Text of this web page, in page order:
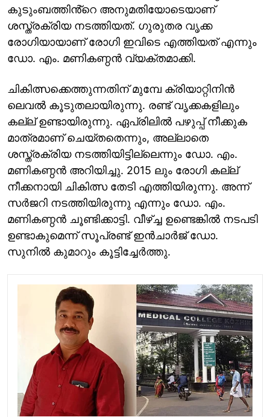
കുടുംബത്തിൻ്റെ അനുമതിയോടെയാണ്
ശസ്ത്രക്രിയ നടത്തിയത്. ഗുരുതര വൃക്ക
രോഗിയായാണ് രോഗി ഇവിടെ എത്തിയത് എന്നും
ഡോ. എം. മണികണ്ഠൻ വ്യക്തമാക്കി.
ചികിത്സക്കെത്തുന്നതിന് മുമ്പേ ക്രിയാറ്റിനിൻ
ലെവൽ കൂടുതലായിരുന്നു. രണ്ട് വൃക്കകളിലും
കല്ല് ഉണ്ടായിരുന്നു. ഏപ്രിലിൽ പഴുപ്പ് നീക്കുക
മാത്രമാണ് ചെയ്തതെന്നും, അല്ലാതെ
ശസ്ത്രക്രിയ നടത്തിയിട്ടില്ലെന്നും ഡോ. എം.
മണികണ്ഠൻ അറിയിച്ചു. 2015 ലും രോഗി കല്ല്
നീക്കനായി ചികിത്സ തേടി എത്തിയിരുന്നു. അന്ന്
സർജറി നടത്തിയിരുന്നു എന്നും ഡോ. എം.
മണികണ്ഠൻ ചൂണ്ടിക്കാട്ടി. വീഴ്ച്ച ഉണ്ടെങ്കിൽ നടപടി
ഉണ്ടാകുമെന്ന് സൂപ്രണ്ട് ഇൻചാർജ് ഡോ.
സുനിൽ കുമാറും കൂട്ടിച്ചേർത്തു.